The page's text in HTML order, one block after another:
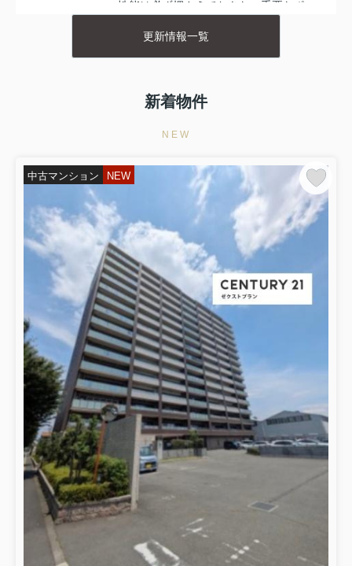
性能は必ず押さえておきたい重要なポ
イントです。夏冬の寒暖差が大きい地
域では、断熱性能が不足していると、
光熱費がかさむだけでなく、ヒートシ
ョックや熱中症のリスクも高まり...
入手順の流れを初心者にもわ...
ものの、何から手を付ければよいのか
分からず、不安を抱えていませんか。
新築とは違い、物件の状態や契約の進
め方など、独自のポイントが多いのが
中古住宅の特徴です。しかし、全...
2026.05.29
伊勢崎市三和町中古住宅
本日はご家族全員でご来店ありがとうございます。
伊勢崎市三和町中古住宅のお申込みありがとうございま
す。
2026.05.29
伊勢崎市三光町土地
U様
伊勢崎市三光町土地のお申込みありがとうございます。
更新情報一覧
新着物件
NEW
中古マンション NEW